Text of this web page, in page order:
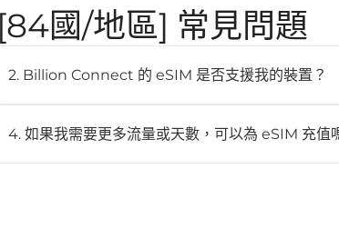
國/地區] 常見問題
2. Billion Connect 的 eSIM 是否支援我的裝置？
Pixel 3 以上、Samsung Galaxy S20 以上）。更多詳情請
4. 如果我需要更多流量或天數，可以為 eSIM 充值